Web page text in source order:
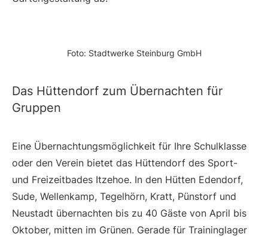
Foto: Stadtwerke Steinburg GmbH
Das Hüttendorf zum Übernachten für
Gruppen
Eine Übernachtungsmöglichkeit für Ihre Schulklasse
oder den Verein bietet das Hüttendorf des Sport-
und Freizeitbades Itzehoe. In den Hütten Edendorf,
Sude, Wellenkamp, Tegelhörn, Kratt, Pünstorf und
Neustadt übernachten bis zu 40 Gäste von April bis
Oktober, mitten im Grünen. Gerade für Traininglager